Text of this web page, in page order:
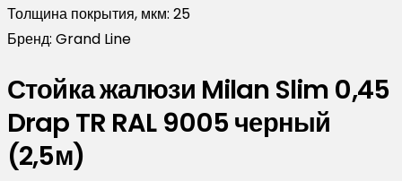
Толщина покрытия, мкм: 25
Бренд: Grand Line
Стойка жалюзи Milan Slim 0,45
Drap TR RAL 9005 черный
(2,5м)